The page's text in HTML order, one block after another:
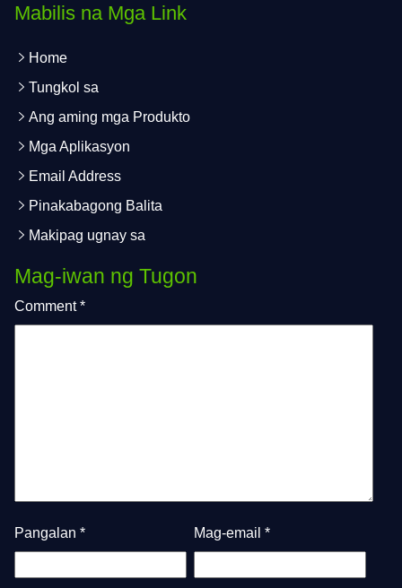
Mabilis na Mga Link
Home
Tungkol sa
Ang aming mga Produkto
Mga Aplikasyon
Email Address
Pinakabagong Balita
Makipag ugnay sa
Mag-iwan ng Tugon
Comment*
Pangalan * Mag-email *